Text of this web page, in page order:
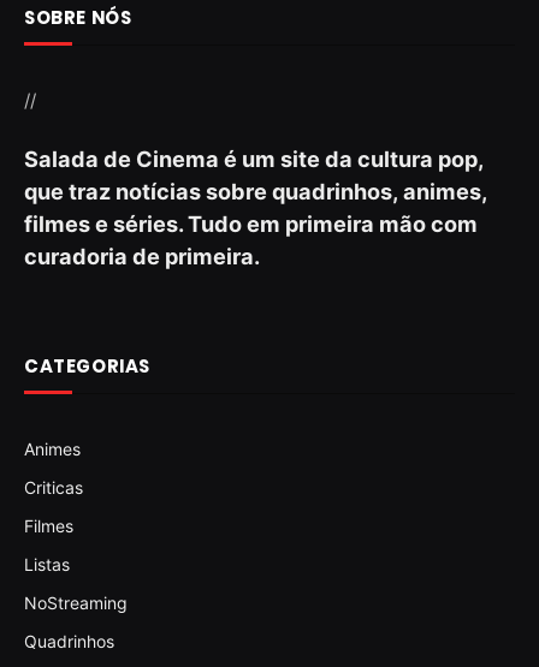
SOBRE NÓS
//
Salada de Cinema é um site da cultura pop,
que traz notícias sobre quadrinhos, animes,
filmes e séries. Tudo em primeira mão com
curadoria de primeira.
CATEGORIAS
Animes
Criticas
Filmes
Listas
NoStreaming
Quadrinhos